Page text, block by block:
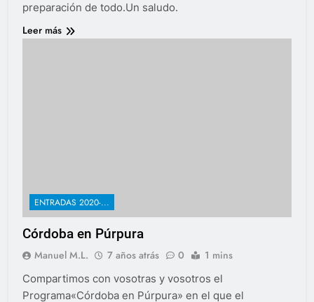
preparación de todo.Un saludo.
Leer más
ENTRADAS 2020-...
Córdoba en Púrpura
Manuel M.L. 7 años atrás 0 1 mins
Compartimos con vosotras y vosotros el
Programa«Córdoba en Púrpura» en el que el